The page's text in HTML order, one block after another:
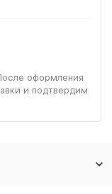
оформления
и подтвердим